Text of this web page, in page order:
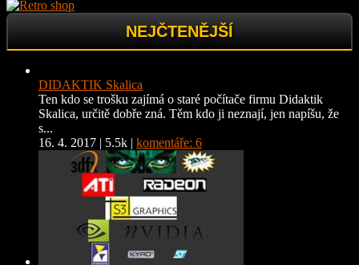
NEJČTENĚJŠÍ
DIDAKTIK Skalica
Ten kdo se trošku zajímá o staré počítače firmu Didaktik
Skalica, určitě dobře zná. Těm kdo ji neznají, jen napíšu, že
s...
16. 4. 2017 | 5.5k | komentáře: 6